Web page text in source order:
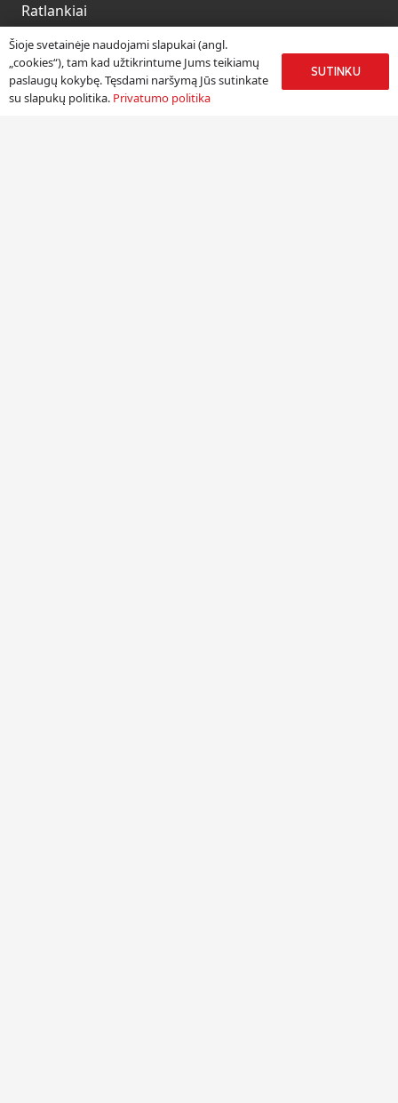
Ratlankiai
Kitos prekės
Paslaugos
Šioje svetainėje naudojami slapukai (angl.
„cookies“), tam kad užtikrintume Jums teikiamų
paslaugų kokybę. Tęsdami naršymą Jūs sutinkate
su slapukų politika. Privatumo politika
SUTINKU